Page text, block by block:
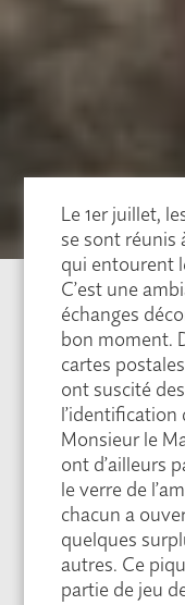
Le 1er juillet,
se sont réunis
qui entourent
C’est une
échanges
bon moment.
cartes
ont suscité
l’identification
Monsieur le
ont d’ailleurs
le verre de
chacun a
quelques
autres. Ce
partie de jeu